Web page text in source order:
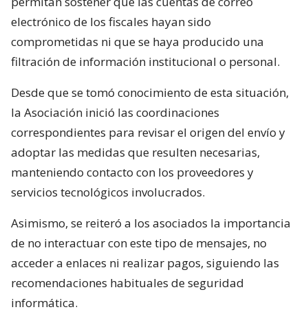
electrónico de los fiscales hayan sido
comprometidas ni que se haya producido una
filtración de información institucional o personal.
Desde que se tomó conocimiento de esta situación,
la Asociación inició las coordinaciones
correspondientes para revisar el origen del envío y
adoptar las medidas que resulten necesarias,
manteniendo contacto con los proveedores y
servicios tecnológicos involucrados.
Asimismo, se reiteró a los asociados la importancia
de no interactuar con este tipo de mensajes, no
acceder a enlaces ni realizar pagos, siguiendo las
recomendaciones habituales de seguridad
informática.